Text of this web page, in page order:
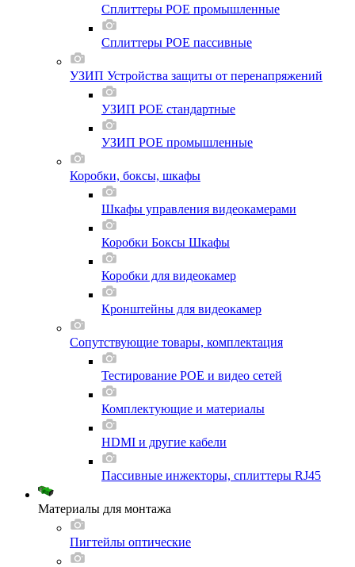
Сплиттеры POE промышленные
Сплиттеры POE пассивные
УЗИП Устройства защиты от перенапряжений
УЗИП POE стандартные
УЗИП POE промышленные
Коробки, боксы, шкафы
Шкафы управления видеокамерами
Коробки Боксы Шкафы
Коробки для видеокамер
Кронштейны для видеокамер
Сопутствующие товары, комплектация
Тестирование POE и видео сетей
Комплектующие и материалы
HDMI и другие кабели
Пассивные инжекторы, сплиттеры RJ45
Материалы для монтажа
Пигтейлы оптические